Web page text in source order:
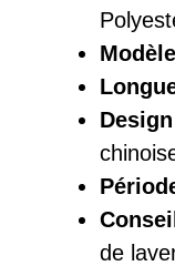
de